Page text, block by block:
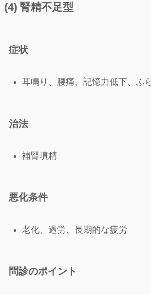
(4) 腎精不足型
症状
耳鳴り、腰痛、記憶力低下、ふ
治法
補腎填精
悪化条件
老化、過労、長期的な疲労
問診のポイント